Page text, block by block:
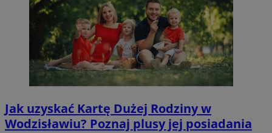
Jak uzyskać Kartę Dużej Rodziny w
Wodzisławiu? Poznaj plusy jej posiadania